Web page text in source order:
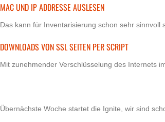
MAC UND IP ADDRESSE AUSLESEN
Das kann für Inventarisierung schon sehr sinnvoll
DOWNLOADS VON SSL SEITEN PER SCRIPT
Mit zunehmender Verschlüsselung des Internets
Übernächste Woche startet die Ignite, wir sind